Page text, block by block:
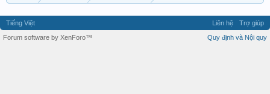
Tiếng Việt Liên hệ
Trợ giúp
Quy định và Nội quy
Forum software by XenForo™